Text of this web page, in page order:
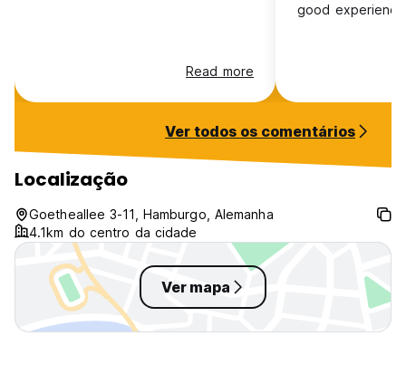
Read more
good experience
Ver todos os comentários
Localização
Goetheallee 3-11, Hamburgo, Alemanha
4.1km do centro da cidade
Ver mapa